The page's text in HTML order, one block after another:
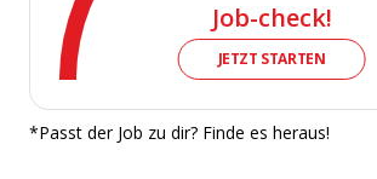
Job-check!
JETZT STARTEN
*Passt der Job zu dir? Finde es heraus!